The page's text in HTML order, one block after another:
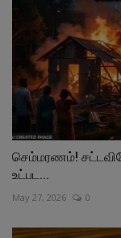
செம்மரணம்!
உட்பட...
May 27, 2026 0